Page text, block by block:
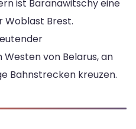
ist Baranawitschy eine
Woblast Brest.
von Belarus, an
Bahnstrecken kreuzen.